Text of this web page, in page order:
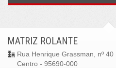
MATRIZ ROLANTE
Rua Henrique Grassman, nº 40
Centro - 95690-000